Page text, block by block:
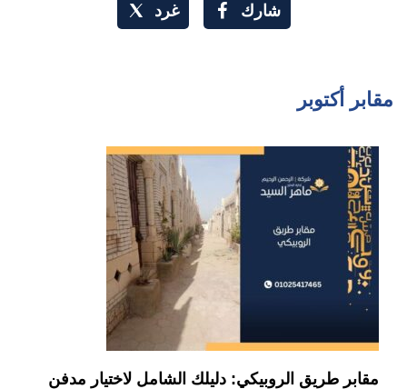
شارك غرد
مقابر أكتوبر
مقابر طريق الروبيكي: دليلك الشامل لاختيار مدفن